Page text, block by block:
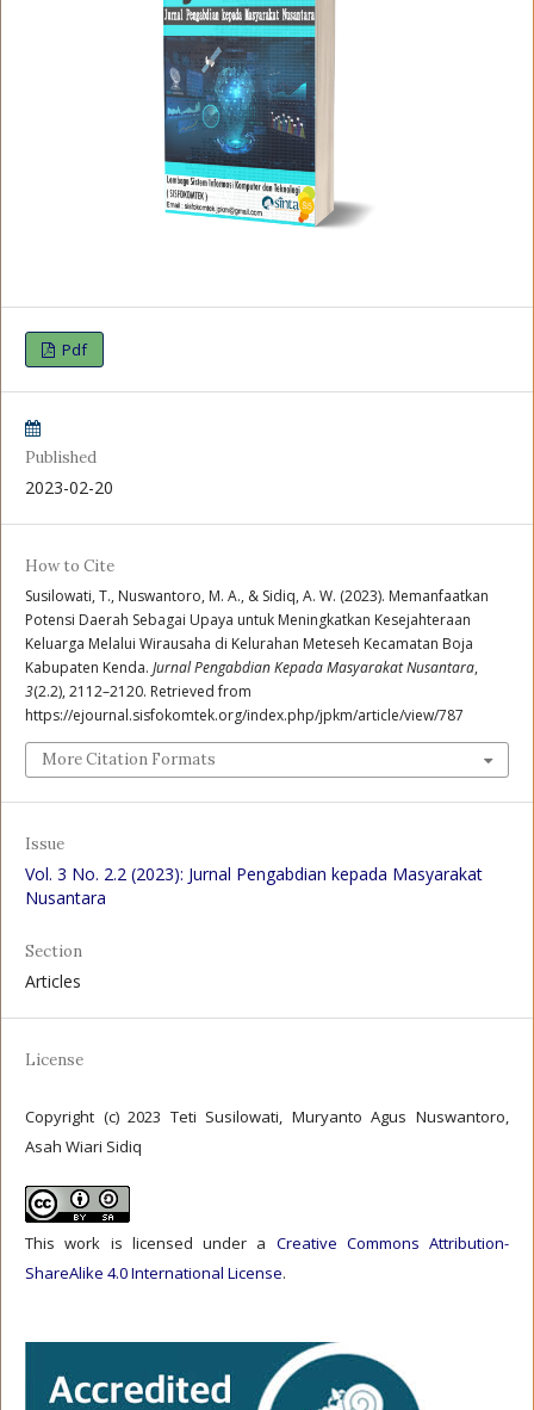
Pdf
Published
2023-02-20
How to Cite
Susilowati, T., Nuswantoro, M. A., & Sidiq, A. W. (2023). Memanfaatkan
Potensi Daerah Sebagai Upaya untuk Meningkatkan Kesejahteraan
Keluarga Melalui Wirausaha di Kelurahan Meteseh Kecamatan Boja
Kabupaten Kenda. Jurnal Pengabdian Kepada Masyarakat Nusantara,
3(2.2), 2112–2120. Retrieved from
https://ejournal.sisfokomtek.org/index.php/jpkm/article/view/787
More Citation Formats
Issue
Vol. 3 No. 2.2 (2023): Jurnal Pengabdian kepada Masyarakat
Nusantara
Section
Articles
License
Copyright (c) 2023 Teti Susilowati, Muryanto Agus Nuswantoro,
Asah Wiari Sidiq
This work is licensed under a Creative Commons Attribution-
ShareAlike 4.0 International License.